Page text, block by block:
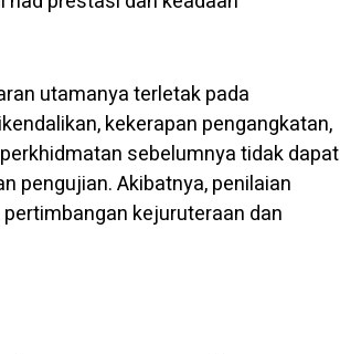
utamanya terletak pada
kekerapan pengangkatan,
sebelumnya tidak dapat
pengujian. Akibatnya, penilaian
kejuruteraan dan